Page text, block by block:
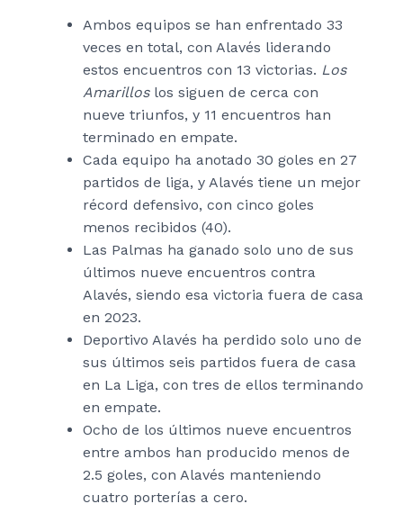
Ambos equipos se han enfrentado 33
veces en total, con Alavés liderando
estos encuentros con 13 victorias. Los
Amarilloslos siguen de cerca con
nueve triunfos, y 11 encuentros han
terminado en empate.
Cada equipo ha anotado 30 goles en 27
partidos de liga, y Alavés tiene un mejor
récord defensivo, con cinco goles
menos recibidos (40).
Las Palmas ha ganado solo uno de sus
últimos nueve encuentros contra
Alavés, siendo esa victoria fuera de casa
en 2023.
Deportivo Alavés ha perdido solo uno de
sus últimos seis partidos fuera de casa
en La Liga, con tres de ellos terminando
en empate.
Ocho de los últimos nueve encuentros
entre ambos han producido menos de
2.5 goles, con Alavés manteniendo
cuatro porterías a cero.